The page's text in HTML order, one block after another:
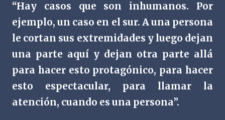
“Hay casos que son inhumanos. Por
ejemplo, un caso en el sur. A una persona
le cortan sus extremidades y luego dejan
una parte aquí y dejan otra parte allá
para hacer esto protagónico, para hacer
esto espectacular, para llamar la
atención, cuando es una persona”.